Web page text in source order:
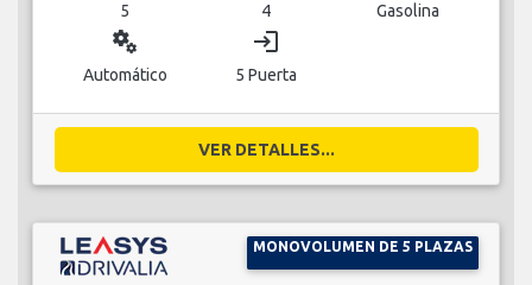
5 4 Gasolina
miscellaneous_services
Automático
login
5 Puerta
VER DETALLES...
MONOVOLUMEN DE 5 PLAZAS